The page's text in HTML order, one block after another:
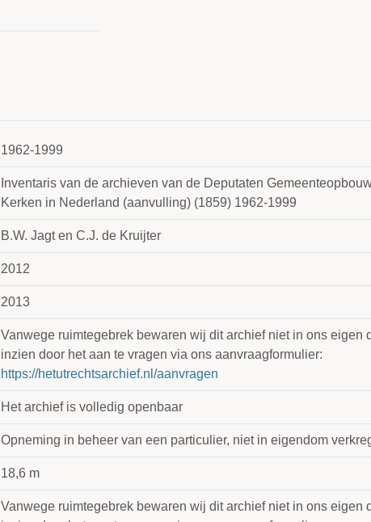
1962-1999
Inventaris van de archieven van de Deputaten
Kerken in Nederland (aanvulling) (1859) 1962-1999
B.W. Jagt en C.J. de Kruijter
2012
2013
Vanwege ruimtegebrek bewaren wij dit archief niet in ons eigen
inzien door het aan te vragen via ons aanvraagformulier:
https://hetutrechtsarchief.nl/aanvragen
Het archief is volledig openbaar
Opneming in beheer van een particulier, niet in eigendom
18,6 m
Vanwege ruimtegebrek bewaren wij dit archief niet in ons eigen